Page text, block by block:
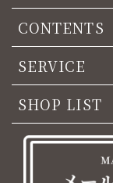
CONTENTS
SERVICE
SHOP LIST